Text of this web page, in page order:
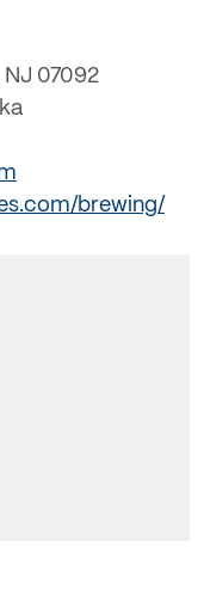
NJ 07092
brewing/